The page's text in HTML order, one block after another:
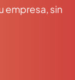
empresa, sin